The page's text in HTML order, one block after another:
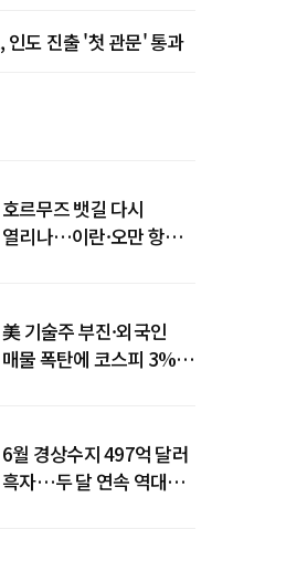
인도 진출 '첫 관문' 통과
호르무즈 뱃길 다시
열리나…이란·오만 항로
美 기술주 부진·외국인
매물 폭탄에 코스피 3%대
6월 경상수지 497억 달러
흑자…두 달 연속 역대